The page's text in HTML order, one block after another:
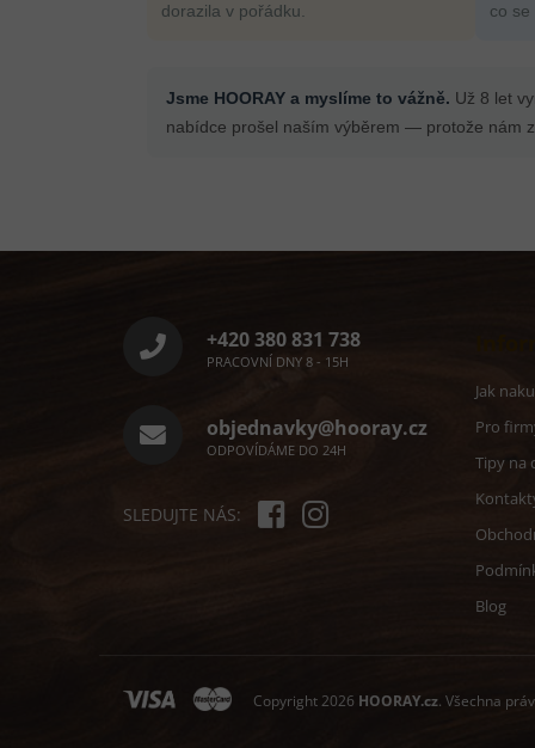
dorazila v pořádku.
co se
Jsme HOORAY a myslíme to vážně. Už 8 let
nabídce prošel naším výběrem — protože nám
+420 380 831 738
PRACOVNÍ DNY 8 - 15H
objednavky@hooray.cz
ODPOVÍDÁME DO 24H
SLEDUJTE NÁS:
Jak
Pro
Tipy na
Blog
Copyright 2026 HOORAY.cz. Všechna